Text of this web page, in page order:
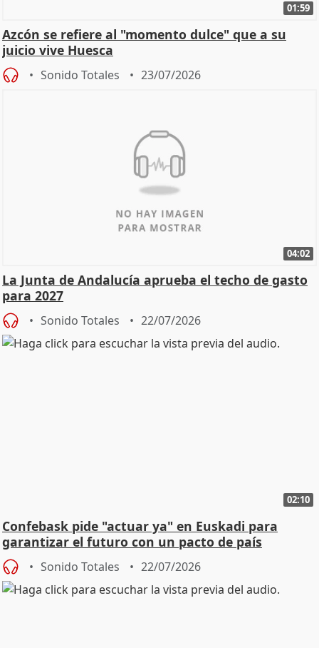
01:59
Azcón se refiere al "momento dulce" que a su
juicio vive Huesca
Sonido Totales 23/07/2026
04:02
La Junta de Andalucía aprueba el techo de gasto
para 2027
Sonido Totales 22/07/2026
02:10
Confebask pide "actuar ya" en Euskadi para
garantizar el futuro con un pacto de país
Sonido Totales 22/07/2026